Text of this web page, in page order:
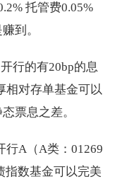
托管费0.05%
到。
行的有20bp的息
相对存单基金可以
票息之差。
行A（A类：01269
指数基金可以完美